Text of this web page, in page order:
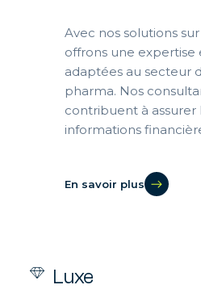
Avec nos solutions
offrons une expertise
adaptées au secteur
pharma. Nos
contribuent à assurer
informations
En savoir plus
Luxe